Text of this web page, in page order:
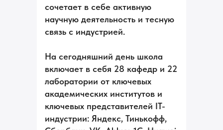
сочетает в себе активную
научную деятельность и тесную
связь с индустрией.
На сегодняшний день школа
включает в себя 28 кафедр и 22
лаборатории от ключевых
академических институтов и
ключевых представителей IT-
индустрии: Яндекс, Тинькофф,